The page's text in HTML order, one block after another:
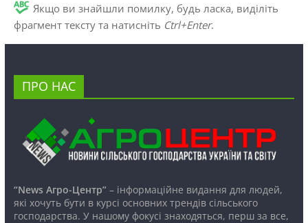
Якщо ви знайшли помилку, будь ласка, виділіть
фрагмент тексту та натисніть Ctrl+Enter.
ПРО НАС
“News Агро-Центр”– інформаційне видання для людей,
які хочуть бути в курсі основних трендів сільського
господарства. У нашому фокусі знаходяться, перш за все,